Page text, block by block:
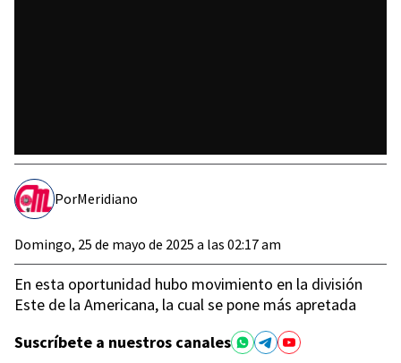
PorMeridiano
Domingo, 25 de mayo de 2025 a las 02:17 am
En esta oportunidad hubo movimiento en la división
Este de la Americana, la cual se pone más apretada
Suscríbete a nuestros canales